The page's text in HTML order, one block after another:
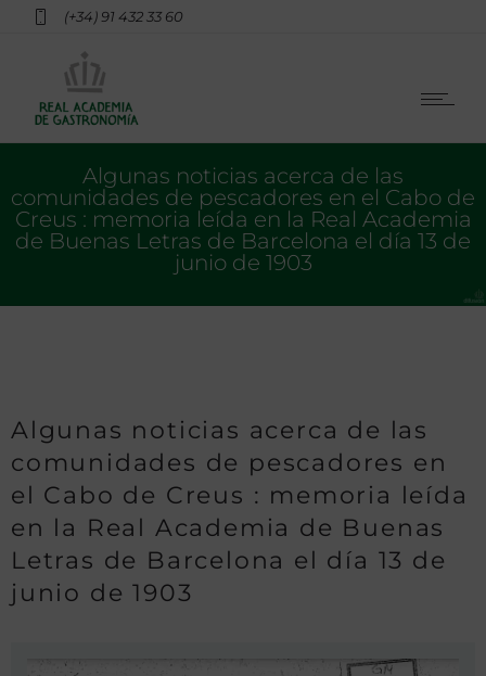
(+34) 91 432 33 60
Algunas noticias acerca de las
comunidades de pescadores en el Cabo de
Creus : memoria leída en la Real Academia
de Buenas Letras de Barcelona el día 13 de
junio de 1903
Algunas noticias acerca de las
comunidades de pescadores en
el Cabo de Creus : memoria leída
en la Real Academia de Buenas
Letras de Barcelona el día 13 de
junio de 1903